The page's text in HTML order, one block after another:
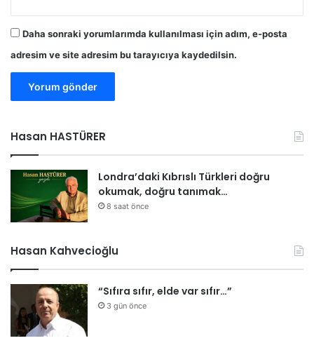
Daha sonraki yorumlarımda kullanılması için adım, e-posta
adresim ve site adresim bu tarayıcıya kaydedilsin.
Hasan HASTÜRER
Londra’daki Kıbrıslı Türkleri doğru
okumak, doğru tanımak…
8 saat önce
Hasan Kahvecioğlu
“Sıfıra sıfır, elde var sıfır…”
3 gün önce